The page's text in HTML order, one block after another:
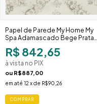
Papel de Parede My Home My
Spa Adamascado Bege Prata
387072
R$ 842,65
à vista no PIX
ou R$887,00
em até 12 x de R$90,26